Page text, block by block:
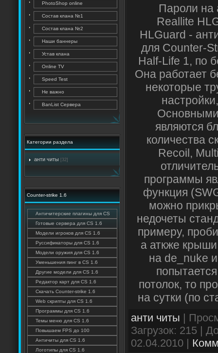
PhotoShop online
Состав клана №1
Состав клана №2
Наши баннеры
Устав клана
Online TV
Speed Test
Не важно
BanList Сервера
Категории раздела
анти читы [32]
Counter-strike 1.6
Античитерские плагины для CS
Готовые сервера для CS 1.6
Модели игроков для CS 1.6
Руссификаторы для CS 1.6
Модели оружия для CS 1.6
Уменьшения пинг в CS 1.6
Другие модели для CS 1.6
Редактор карт для CS 1.6
Скачать Counter-strike 1.6
Web скрипты для CS 1.6
Программы для CS 1.6
Темы меню для CS 1.6
Повышаем FPS до 100
Античиты для CS 1.6
Логотипы для CS 1.6
Пароли на
Reallite
HLGuard -
для Counter-
Half-Life 1, по
Она работает
некоторые
являются
количества
Recoil,
программы
функция
можно
недочеты
примеру,
а аткже
на de_nuke
потолок, то
на сутки (по
анти читы |
Загрузок: 215 |
02.04.2010 |